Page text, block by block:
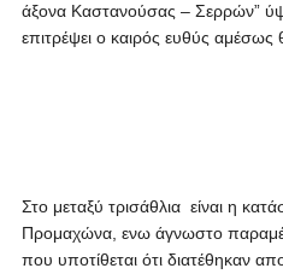
άξονα Καστανούσας – Σερρών”
επιτρέψει ο καιρός ευθύς αμέσως
Στο μεταξύ τρισάθλια είναι η
Προμαχώνα, ενω άγνωστο
που υποτίθεται ότι διατέθηκαν